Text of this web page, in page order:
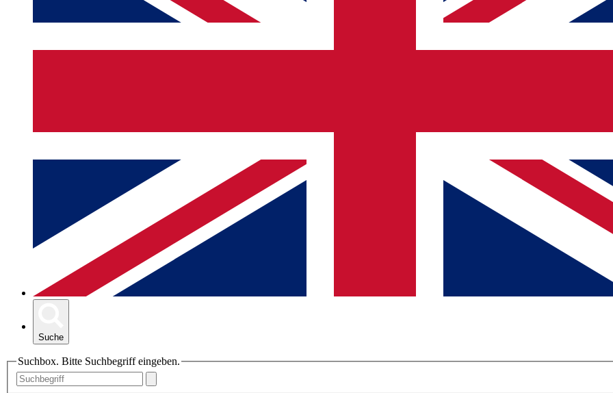
Suche
Suchbox. Bitte Suchbegriff eingeben.